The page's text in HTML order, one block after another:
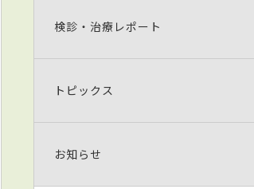
検診・治療レポート
トピックス
お知らせ